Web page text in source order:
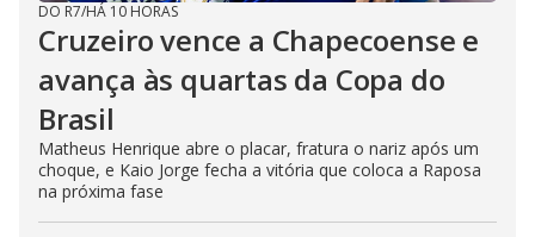
DO R7/HÁ 10 HORAS
Cruzeiro vence a Chapecoense e
avança às quartas da Copa do
Brasil
Matheus Henrique abre o placar, fratura o nariz após um
choque, e Kaio Jorge fecha a vitória que coloca a Raposa
na próxima fase